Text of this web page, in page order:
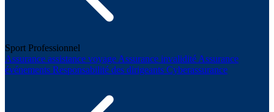
Sport Professionnel
Assurance assistance voyage Assurance invalidité Assurance
événements Responsabilité des dirigeants Cyberassurance